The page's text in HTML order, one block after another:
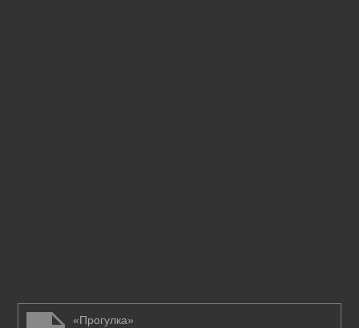
«Прогулка»